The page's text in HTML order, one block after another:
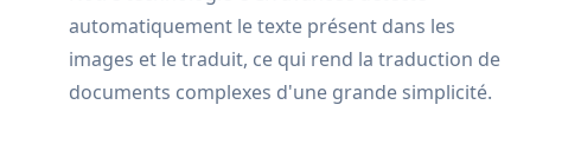
automatiquement le texte présent dans les
images et le traduit, ce qui rend la traduction de
documents complexes d'une grande simplicité.